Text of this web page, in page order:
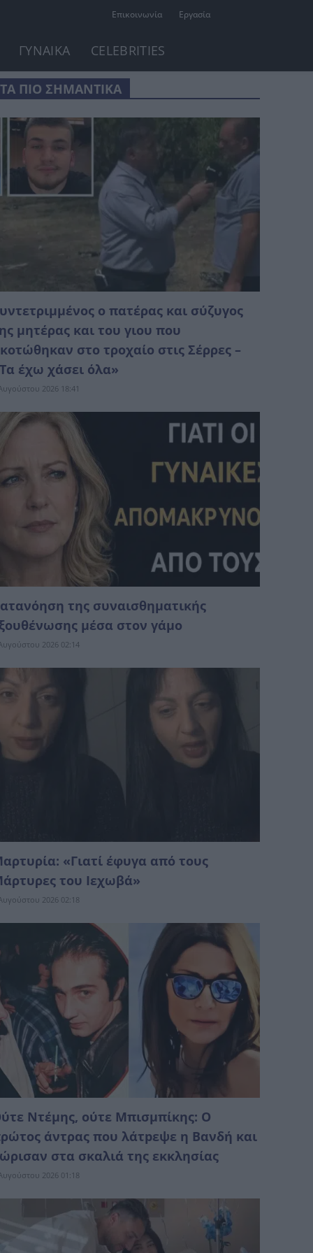
Επικοινωνία Εργασία
ΓΥΝΑΙΚΑ CELEBRITIES
ΤΑ ΠΙΟ ΣΗΜΑΝΤΙΚΑ
ο πατέρας και σύζυγος
μητέρας και του γιου που
στο τροχαίο στις Σέρρες –
έχω χάσει όλα»
2026 18:41
της συναισθηματικής
μέσα στον γάμο
2026 02:14
«Γιατί έφυγα από τους
του Ιεχωβά»
2026 02:18
Ντέμης, ούτε Μπισμπίκης: Ο
άντρας που λάτpεψε η Βανδή και
στα σκαλιά της εκκλησίας
2026 01:18